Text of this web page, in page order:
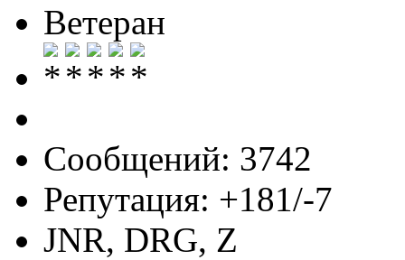
Ветеран
Сообщений: 3742
Репутация: +181/-7
JNR, DRG, Z